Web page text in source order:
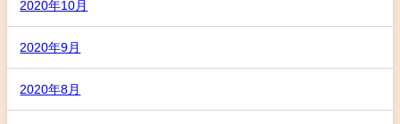
2020年10月
2020年9月
2020年8月